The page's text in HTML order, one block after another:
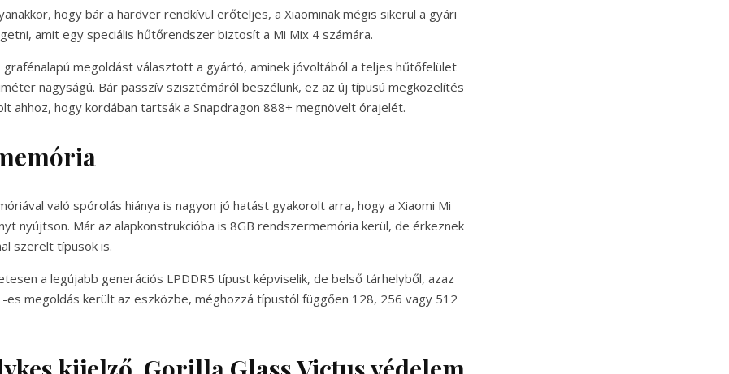
hogy bár a hardver rendkívül erőteljes, a Xiaominak mégis sikerül a gyári
amit egy speciális hűtőrendszer biztosít a Mi Mix 4 számára.
megoldást választott a gyártó, aminek jóvoltából a teljes hűtőfelület
nagyságú. Bár passzív szisztémáról beszélünk, ez az új típusú megközelítés
ahhoz, hogy kordában tartsák a Snapdragon 888+ megnövelt órajelét.
való spórolás hiánya is nagyon jó hatást gyakorolt arra, hogy a Xiaomi Mi
nyújtson. Már az alapkonstrukcióba is 8GB rendszermemória kerül, de érkeznek
szerelt típusok is.
a legújabb generációs LPDDR5 típust képviselik, de belső tárhelyből, azaz
es megoldás került az eszközbe, méghozzá típustól függően 128, 256 vagy 512